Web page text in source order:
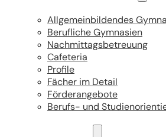
Allgemeinbildendes
Berufliche Gymnasien
Nachmittagsbetreuung
Cafeteria
Profile
Fächer im Detail
Förderangebote
Berufs- und